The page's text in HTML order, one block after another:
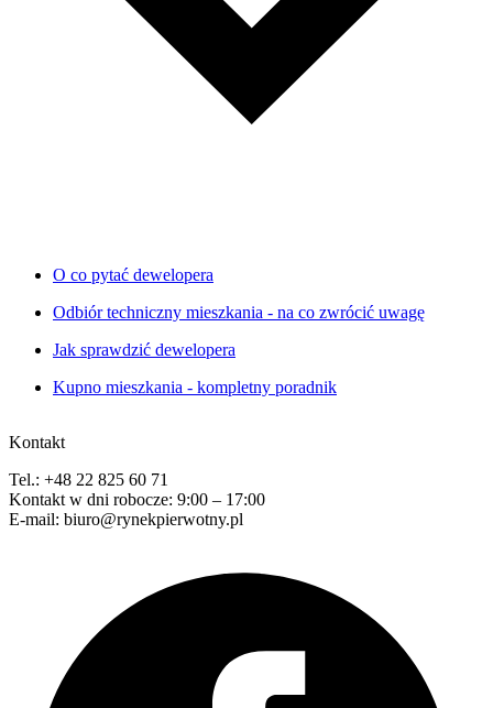
O co pytać dewelopera
Odbiór techniczny mieszkania - na co zwrócić uwagę
Jak sprawdzić dewelopera
Kupno mieszkania - kompletny poradnik
Kontakt
Tel.: +48 22 825 60 71
Kontakt w dni robocze: 9:00 – 17:00
E-mail: biuro@rynekpierwotny.pl